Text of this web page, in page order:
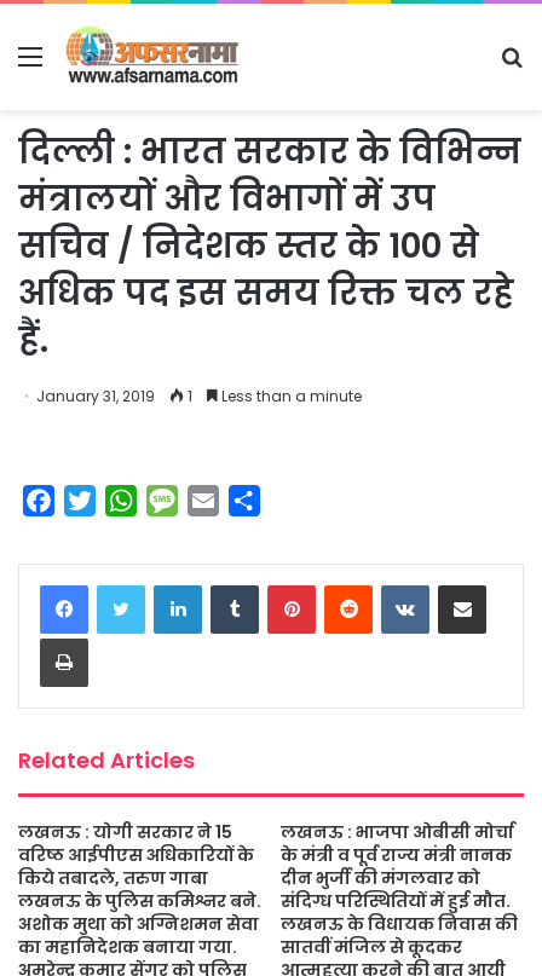
Menu
दिल्ली : भारत सरकार के विभिन्न
मंत्रालयों और विभागों में उप
सचिव / निदेशक स्तर के 100 से
अधिक पद इस समय रिक्त चल रहे
हैं.
January 31, 2019 1 Less than a minute
c
e
b
o
o
i
t
t
W
a
t
s
M
s
s
a
a
i
a
r
e
LinkedInTumblrPinterestReddit VKontakteShare via Email
Print
Related Articles
लखनऊ : योगी सरकार ने 15
वरिष्ठ आईपीएस अधिकारियों के
किये तबादले, तरुण गाबा
लखनऊ के पुलिस कमिश्नर बने.
अशोक मुथा को अग्निशमन सेवा
का महानिदेशक बनाया गया.
अमरेन्द्र कुमार सेंगर को पुलिस
लखनऊ : भाजपा ओबीसी मोर्चा
के मंत्री व पूर्व राज्य मंत्री नानक
दीन भुर्जी की मंगलवार को
संदिग्ध परिस्थितियों में हुई मौत.
लखनऊ के विधायक निवास की
सातवीं मंजिल से कूदकर
आत्महत्या करने की बात आयी